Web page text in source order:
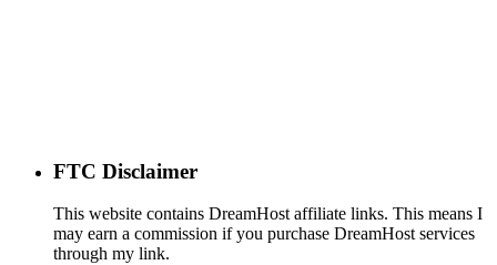
FTC Disclaimer
This website contains DreamHost affiliate links. This means I
may earn a commission if you purchase DreamHost services
through my link.